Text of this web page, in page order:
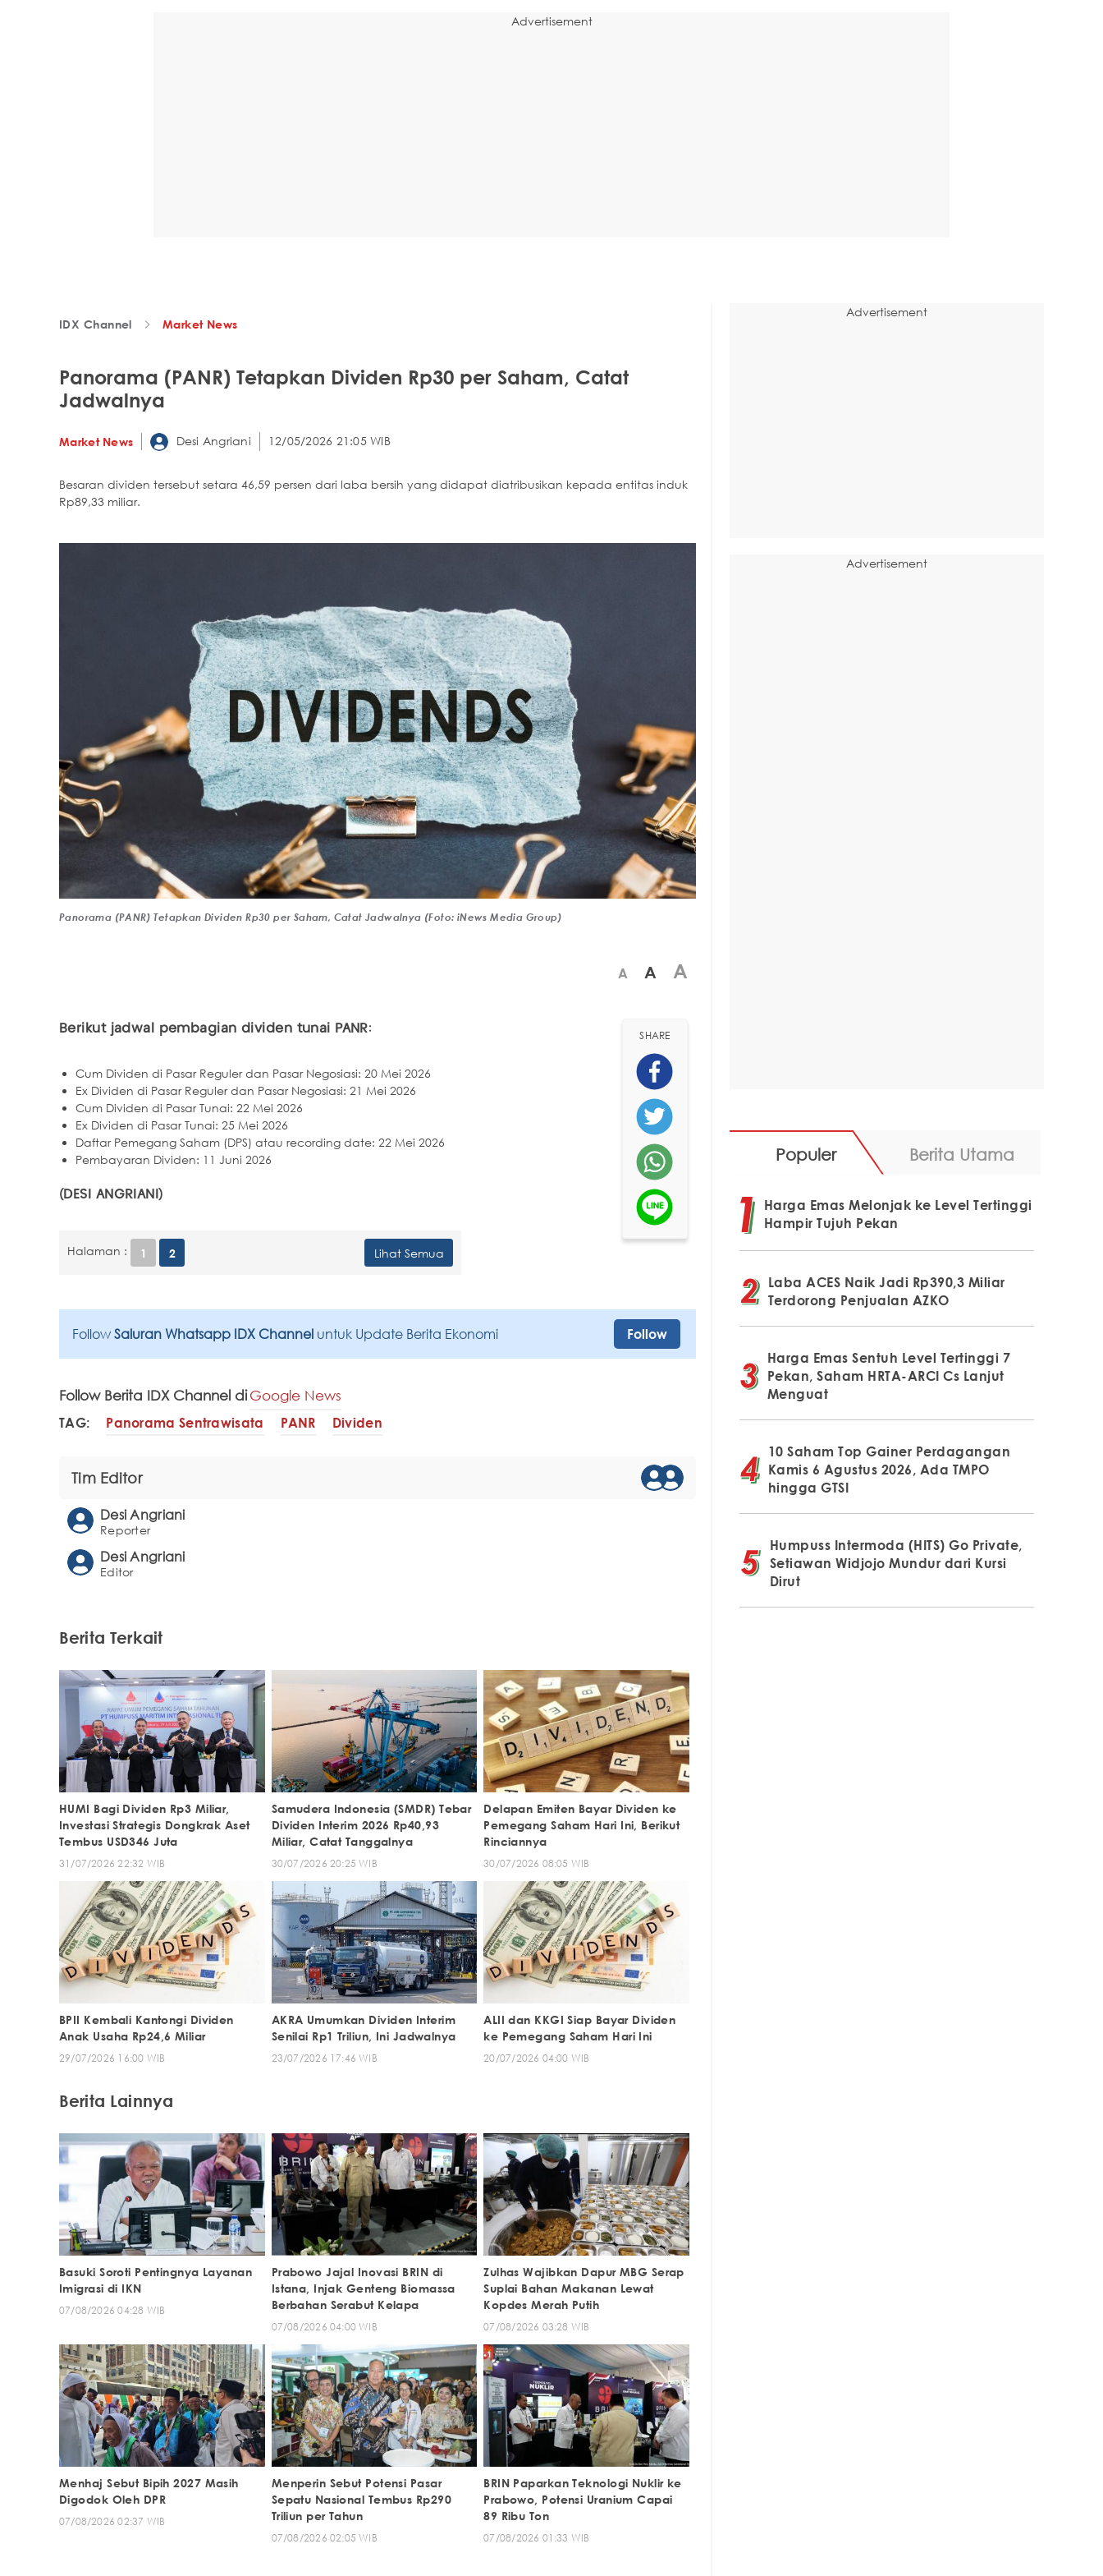
Advertisement
IDX Channel Market News
Panorama (PANR) Tetapkan Dividen Rp30 per Saham, Catat
Jadwalnya
Market News Desi Angriani 12/05/2026 21:05 WIB
Besaran dividen tersebut setara 46,59 persen dari laba bersih yang didapat diatribusikan kepada entitas induk
Rp89,33 miliar.
Panorama (PANR) Tetapkan Dividen Rp30 per Saham, Catat Jadwalnya (Foto: iNews Media Group)
A A A
Berikut jadwal pembagian dividen tunai PANR:
Cum Dividen di Pasar Reguler dan Pasar Negosiasi: 20 Mei 2026
Ex Dividen di Pasar Reguler dan Pasar Negosiasi: 21 Mei 2026
Cum Dividen di Pasar Tunai: 22 Mei 2026
Ex Dividen di Pasar Tunai: 25 Mei 2026
Daftar Pemegang Saham (DPS) atau recording date: 22 Mei 2026
Pembayaran Dividen: 11 Juni 2026
(DESI ANGRIANI)
Halaman : 1 2 Lihat Semua
SHARE
Follow Saluran Whatsapp IDX Channel untuk Update Berita Ekonomi Follow
Follow Berita IDX Channel diGoogle News
TAG: Panorama Sentrawisata PANR Dividen
Tim Editor
Desi Angriani
Reporter
Desi Angriani
Editor
Berita Terkait
HUMI Bagi Dividen Rp3 Miliar,
Investasi Strategis Dongkrak Aset
Tembus USD346 Juta
31/07/2026 22:32 WIB
Samudera Indonesia (SMDR) Tebar
Dividen Interim 2026 Rp40,93
Miliar, Catat Tanggalnya
30/07/2026 20:25 WIB
Delapan Emiten Bayar Dividen ke
Pemegang Saham Hari Ini, Berikut
Rinciannya
30/07/2026 08:05 WIB
BPII Kembali Kantongi Dividen
Anak Usaha Rp24,6 Miliar
29/07/2026 16:00 WIB
AKRA Umumkan Dividen Interim
Senilai Rp1 Triliun, Ini Jadwalnya
23/07/2026 17:46 WIB
ALII dan KKGI Siap Bayar Dividen
ke Pemegang Saham Hari Ini
20/07/2026 04:00 WIB
Berita Lainnya
Basuki Soroti Pentingnya Layanan
Imigrasi di IKN
07/08/2026 04:28 WIB
Prabowo Jajal Inovasi BRIN di
Istana, Injak Genteng Biomassa
Berbahan Serabut Kelapa
07/08/2026 04:00 WIB
Zulhas Wajibkan Dapur MBG Serap
Suplai Bahan Makanan Lewat
Kopdes Merah Putih
07/08/2026 03:28 WIB
Menhaj Sebut Bipih 2027 Masih
Digodok Oleh DPR
07/08/2026 02:37 WIB
Menperin Sebut Potensi Pasar
Sepatu Nasional Tembus Rp290
Triliun per Tahun
07/08/2026 02:05 WIB
BRIN Paparkan Teknologi Nuklir ke
Prabowo, Potensi Uranium Capai
89 Ribu Ton
07/08/2026 01:33 WIB
Advertisement
Advertisement
Populer Berita Utama
Harga Emas Melonjak ke Level Tertinggi
Hampir Tujuh Pekan
Laba ACES Naik Jadi Rp390,3 Miliar
Terdorong Penjualan AZKO
Harga Emas Sentuh Level Tertinggi 7
Pekan, Saham HRTA-ARCI Cs Lanjut
Menguat
10 Saham Top Gainer Perdagangan
Kamis 6 Agustus 2026, Ada TMPO
hingga GTSI
Humpuss Intermoda (HITS) Go Private,
Setiawan Widjojo Mundur dari Kursi
Dirut